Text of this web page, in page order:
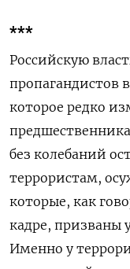
***
Российскую
пропагандистов
которое редко
без колебаний
террористам,
которые, как
кадре, призваны
Именно у